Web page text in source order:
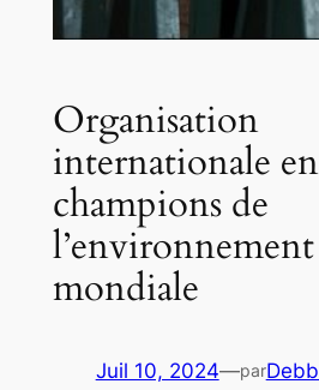
Organisation
internationale
champions de
l’environnement
Juil 10, 2024—par